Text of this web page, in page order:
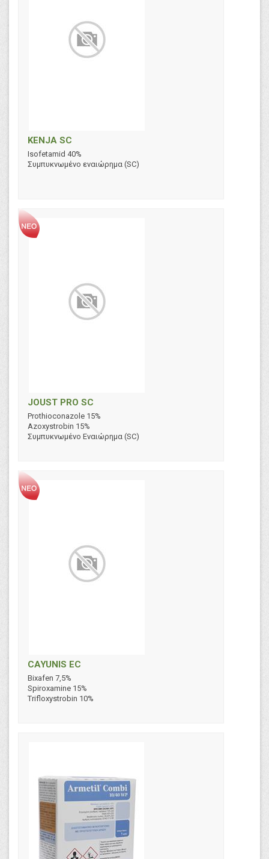
KENJA SC
Isofetamid 40%
Συμπυκνωμένο εναιώρημα (SC)
JOUST PRO SC
Prothioconazole 15%
Azoxystrobin 15%
Συμπυκνωμένο Εναιώρημα (SC)
CAYUNIS EC
Bixafen 7,5%
Spiroxamine 15%
Trifloxystrobin 10%